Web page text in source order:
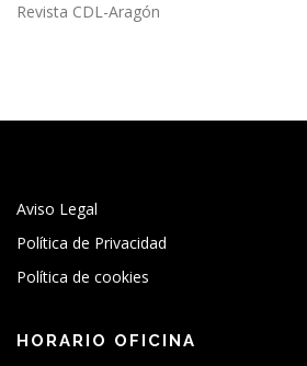
Revista CDL-Aragón
Aviso Legal
Política de Privacidad
Política de cookies
HORARIO OFICINA